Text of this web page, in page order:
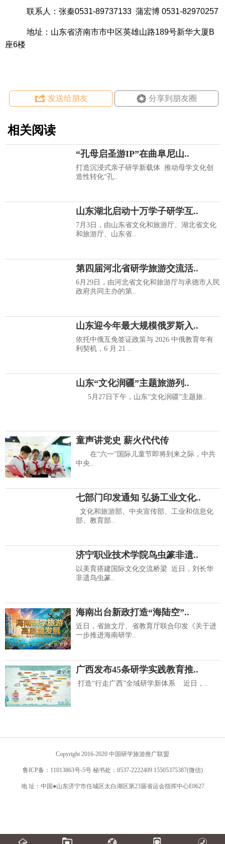
联系人： 张秦0531-89737133 蒲宏博 0531-82970257
地址： 山东省济南市市中区英雄山路189号新华大厦B
座6楼
发送给朋友 分享到朋友圈
相关阅读
“孔母启圣游IP”在曲阜尼山..
打造沉浸式亲子研学新载体 推动母学文化创
造性转化“孔..
山东湖北启动十万学子研学互..
7月3日，由山东省文化和旅游厅、湖北省文化
和旅游厅、山东省..
第四届河北省研学旅游交流活..
6月29日，由河北省文化和旅游厅与承德市人民
政府共同主办的第..
山东迎今年最大规模俄罗斯入..
依托中俄互免签证政策与 2026 中俄教育年有
利契机，6 月 21 ..
山东“文化润疆”主题旅游列..
5月27日下午，山东“文化润疆”主题旅..
童声讲党史 薪火代代传
在“六一”国际儿童节即将到来之际，中共
中央..
七部门印发通知 弘扬工业文化..
文化和旅游部、中央宣传部、工业和信息化
部、教育部..
济宁职业技术学院鸟虫篆非遗..
以美育搭建国际文化交流桥梁 近日，刘长华
非遗鸟虫篆..
海南出台新政打造“海陆空”..
近日，省旅文厅、省教育厅联合印发《关于进
一步推进海南研学..
广西发布45条研学实践教育推..
打造“行走广西”全域研学新体系 近日，..
Copyright 2016-2020 中国研学旅游推广联盟
鲁ICP备：11013863号-5号 秘书处：0537-2222409 15505375387(微信)
地 址：中国●山东济宁市任城区太白湖区第23届省运会指挥中心E0627